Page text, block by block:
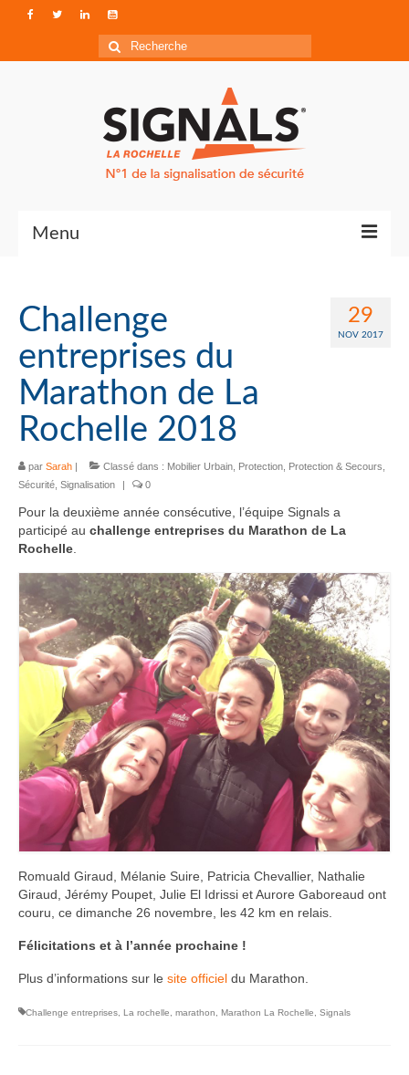
Rechercher
:
Menu
Qui sommes-nous ?
Accéder à Signals
29
NOV 2017
Challenge
entreprises du
Marathon de La
Rochelle 2018
par Sarah | Classé dans : Mobilier Urbain Protection Protection & Secours
Sécurité Signalisation | 0
Pour la deuxième année consécutive, l’équipe Signals a
participé au challenge entreprises du Marathon de La
Rochelle
Romuald Giraud, Mélanie Suire, Patricia Chevallier, Nathalie
Giraud, Jérémy Poupet, Julie El Idrissi et Aurore Gaboreaud ont
couru, ce dimanche 26 novembre, les 42 km en relais.
Félicitations et à l’année prochaine !
Plus d’informations sur le site officiel du Marathon.
Challenge entreprises La rochelle marathon Marathon La Rochelle Signals